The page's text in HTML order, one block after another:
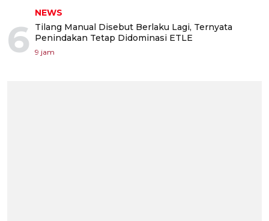
6
NEWS
Tilang Manual Disebut Berlaku Lagi, Ternyata
Penindakan Tetap Didominasi ETLE
9 jam